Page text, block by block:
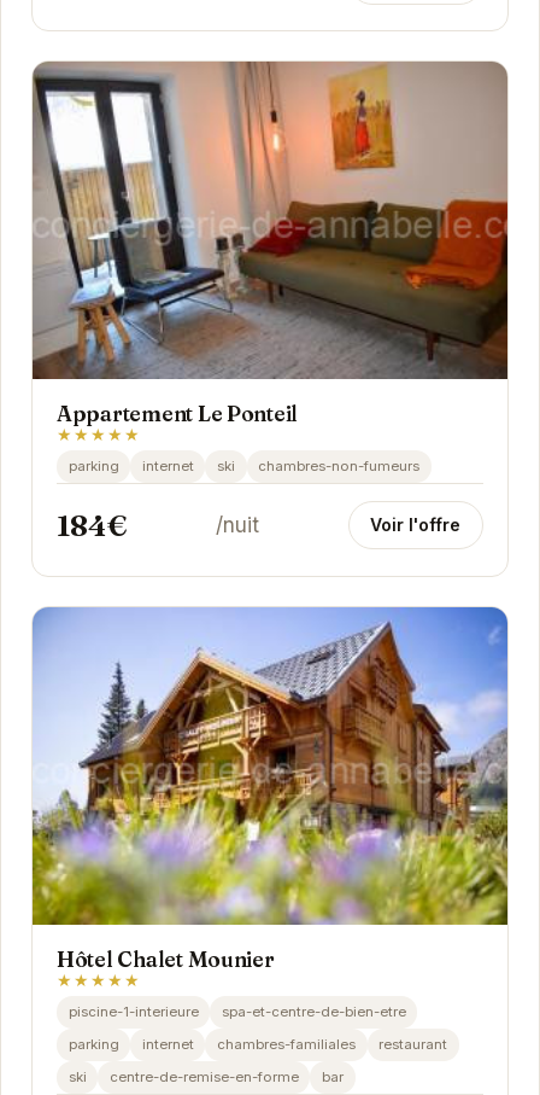
Appartement Le Ponteil
★★★★★
parking internet ski chambres-non-fumeurs
184€ /nuit Voir l'offre
Hôtel Chalet Mounier
★★★★★
piscine-1-interieure
spa-et-centre-de-bien-etre
parking
internet chambres-familiales
restaurant
ski
centre-de-remise-en-forme bar